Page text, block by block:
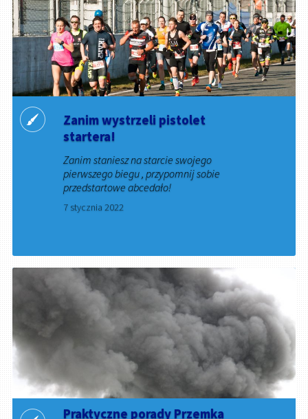
Zanim wystrzeli pistolet
startera!
Zanim staniesz na starcie swojego
pierwszego biegu , przypomnij sobie
przedstartowe abcedało!
7 stycznia 2022
Praktyczne porady Przemka